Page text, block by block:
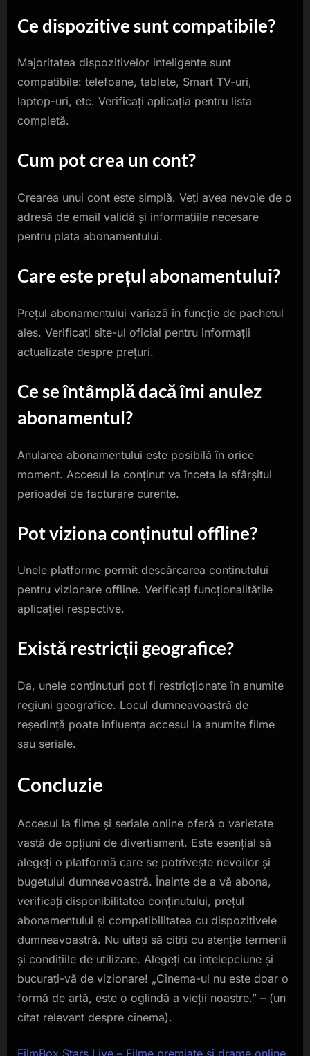
Ce dispozitive sunt compatibile?
Majoritatea dispozitivelor inteligente sunt
compatibile: telefoane, tablete, Smart TV-uri,
laptop-uri, etc. Verificați aplicația pentru lista
completă.
Cum pot crea un cont?
Crearea unui cont este simplă. Veți avea nevoie de o
adresă de email validă și informațiile necesare
pentru plata abonamentului.
Care este prețul abonamentului?
Prețul abonamentului variază în funcție de pachetul
ales. Verificați site-ul oficial pentru informații
actualizate despre prețuri.
Ce se întâmplă dacă îmi anulez
abonamentul?
Anularea abonamentului este posibilă în orice
moment. Accesul la conținut va înceta la sfârșitul
perioadei de facturare curente.
Pot viziona conținutul offline?
Unele platforme permit descărcarea conținutului
pentru vizionare offline. Verificați funcționalitățile
aplicației respective.
Există restricții geografice?
Da, unele conținuturi pot fi restricționate în anumite
regiuni geografice. Locul dumneavoastră de
reședință poate influența accesul la anumite filme
sau seriale.
Concluzie
Accesul la filme și seriale online oferă o varietate
vastă de opțiuni de divertisment. Este esențial să
alegeți o platformă care se potrivește nevoilor și
bugetului dumneavoastră. Înainte de a vă abona,
verificați disponibilitatea conținutului, prețul
abonamentului și compatibilitatea cu dispozitivele
dumneavoastră. Nu uitați să citiți cu atenție termenii
și condițiile de utilizare. Alegeți cu înțelepciune și
bucurați-vă de vizionare! „Cinema-ul nu este doar o
formă de artă, este o oglindă a vieții noastre.” – (un
citat relevant despre cinema).
FilmBox Stars Live – Filme premiate și drame online